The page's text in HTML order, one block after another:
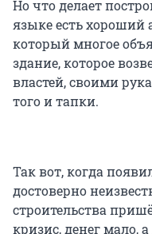
Но что делает
языке есть хороший
который многое
здание, которое
властей, своими
того и тапки.
Так вот, когда
достоверно
строительства
кризис, денег мало,